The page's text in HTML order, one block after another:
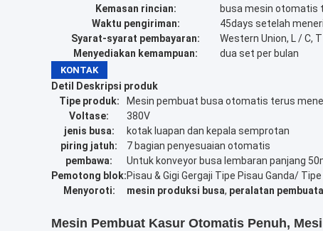
Kemasan rincian:
busa mesin otomatis
Waktu pengiriman:
45days setelah
Syarat-syarat pembayaran:
Western Union, L / C,
Menyediakan kemampuan:
dua set per bulan
KONTAK
Detil Deskripsi produk
Tipe produk:
Mesin pembuat busa otomatis terus
Voltase:
380V
jenis busa:
kotak luapan dan kepala semprotan
piring jatuh:
7 bagian penyesuaian otomatis
pembawa:
Untuk konveyor busa lembaran panjang
Pemotong blok:Pisau & Gigi Gergaji Tipe Pisau Ganda/
Menyoroti:
mesin produksi busa, peralatan
Mesin Pembuat Kasur Otomatis Penuh,